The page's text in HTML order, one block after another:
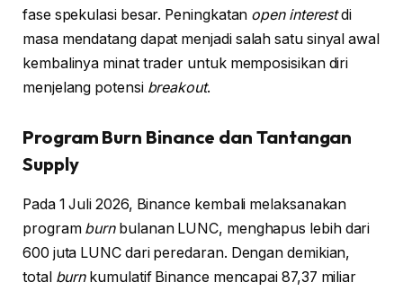
fase spekulasi besar. Peningkatan open interestdi
masa mendatang dapat menjadi salah satu sinyal awal
kembalinya minat trader untuk memposisikan diri
menjelang potensi breakout.
Program Burn Binance dan Tantangan
Supply
Pada 1 Juli 2026, Binance kembali melaksanakan
program burnbulanan LUNC, menghapus lebih dari
600 juta LUNC dari peredaran. Dengan demikian,
total burnkumulatif Binance mencapai 87,37 miliar